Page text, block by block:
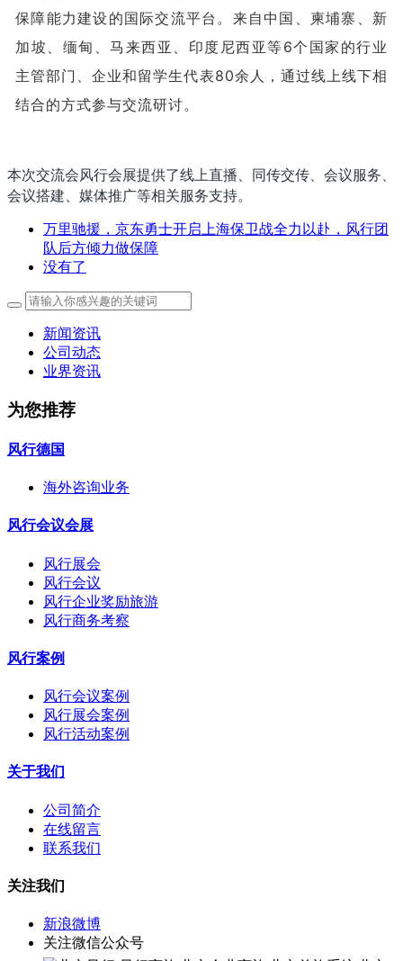
保障能力建设的国际交流平台。来自中国、柬埔寨、新
加坡、缅甸、马来西亚、印度尼西亚等6个国家的行业
主管部门、企业和留学生代表80余人，通过线上线下相
结合的方式参与交流研讨。
本次交流会风行会展提供了线上直播、同传交传、会议服务、
会议搭建、媒体推广等相关服务支持。
万里驰援，京东勇士开启上海保卫战全力以赴，风行团
队后方倾力做保障
没有了
新闻资讯
公司动态
业界资讯
为您推荐
风行德国
海外咨询业务
风行会议会展
风行展会
风行会议
风行企业奖励旅游
风行商务考察
风行案例
风行会议案例
风行展会案例
风行活动案例
关于我们
公司简介
在线留言
联系我们
关注我们
新浪微博
关注微信公众号